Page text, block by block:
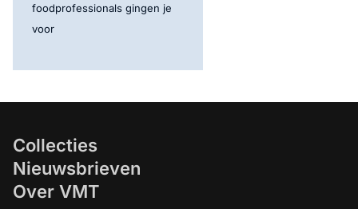
foodprofessionals gingen je
voor
Collecties
Nieuwsbrieven
Over VMT